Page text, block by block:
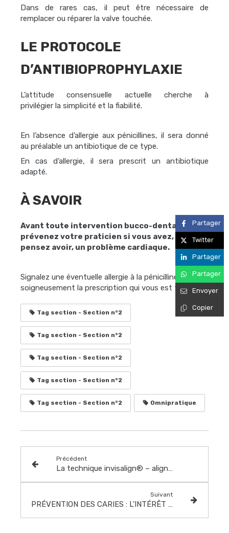
Dans de rares cas, il peut être nécessaire de
remplacer ou réparer la valve touchée.
LE PROTOCOLE
D’ANTIBIOPROPHYLAXIE
L’attitude consensuelle actuelle cherche à
privilégier la simplicité et la fiabilité.
En l’absence d’allergie aux pénicillines, il sera donné
au préalable un antibiotique de ce type.
En cas d’allergie, il sera prescrit un antibiotique
adapté.
À SAVOIR
Avant toute intervention bucco-dentaire,
prévenez votre praticien si vous avez, ou
pensez avoir, un problème cardiaque.
Signalez une éventuelle allergie à la pénicilline. Suivez
soigneusement la prescription qui vous est faite.
Tag section - Section n°2
Tag section - Section n°2
Tag section - Section n°2
Tag section - Section n°2
Tag section - Section n°2 Omnipratique
Précédent
La technique invisalign® – align technology
Suivant
PRÉVENTION DES CARIES : L’INTÉRÊT DU VERNIS FLUORÉ POUR LES ENFANTS DE 6 ANS À 14 ANS.
Partager
Twitter
Partager
Partager
Envoyer
Copier